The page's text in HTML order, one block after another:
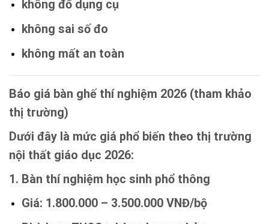
không đổ dụng cụ
không sai số đo
không mất an toàn
Báo giá bàn ghế thí nghiệm 2026 (tham khảo
thị trường)
Dưới đây là mức giá phổ biến theo thị trường
nội thất giáo dục 2026:
1. Bàn thí nghiệm học sinh phổ thông
Giá: 1.800.000 – 3.500.000 VNĐ/bộ